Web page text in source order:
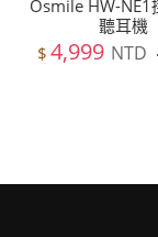
Osmile HW-NE1
聽耳機
$ 4,999 NTD